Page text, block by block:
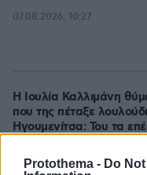
Protothema - Do
07.08.2026, 10:27
Η Ιουλία Καλλιμάνη
που της πέταξε
Ηγουμενίτσα: Του τα
αυτό...», δείτε βίντεο